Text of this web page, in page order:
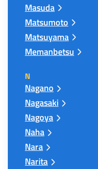
Masuda
Matsumoto
Matsuyama
Memanbetsu
N
Nagano
Nagasaki
Nagoya
Naha
Nara
Narita